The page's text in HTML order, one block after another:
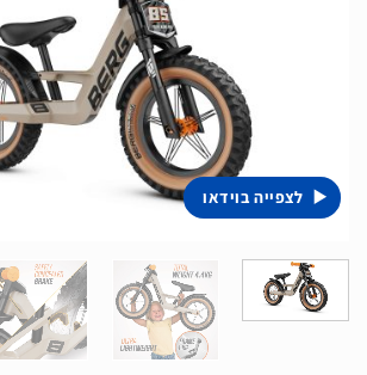
לצפייה בוידאו